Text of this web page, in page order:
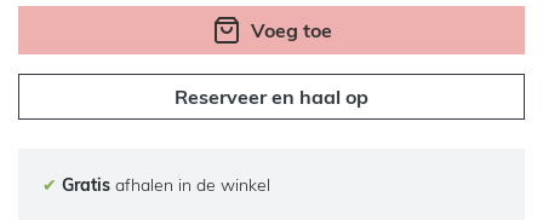
Voeg toe
Reserveer en haal op
✔ Gratis afhalen in de winkel